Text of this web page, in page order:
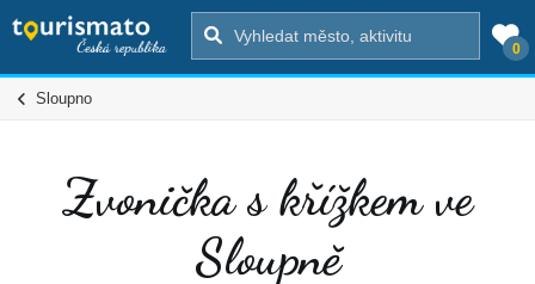
0
Sloupno
Zvonička s křížkem ve
Sloupně